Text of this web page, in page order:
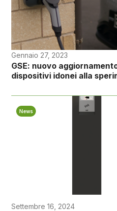
Gennaio 27, 2023
GSE: nuovo
dispositivi idonei alla
News
Settembre 16, 2024